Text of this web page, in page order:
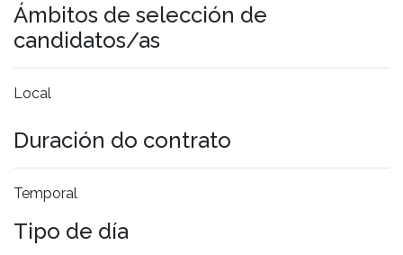
Ámbitos de selección de
candidatos/as
Local
Duración do contrato
Temporal
Tipo de día